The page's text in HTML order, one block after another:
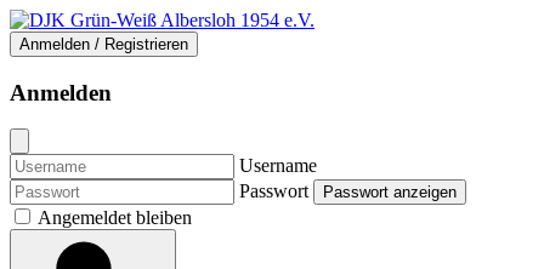
Anmelden / Registrieren
Anmelden
Username
Passwort
Passwort anzeigen
Angemeldet bleiben